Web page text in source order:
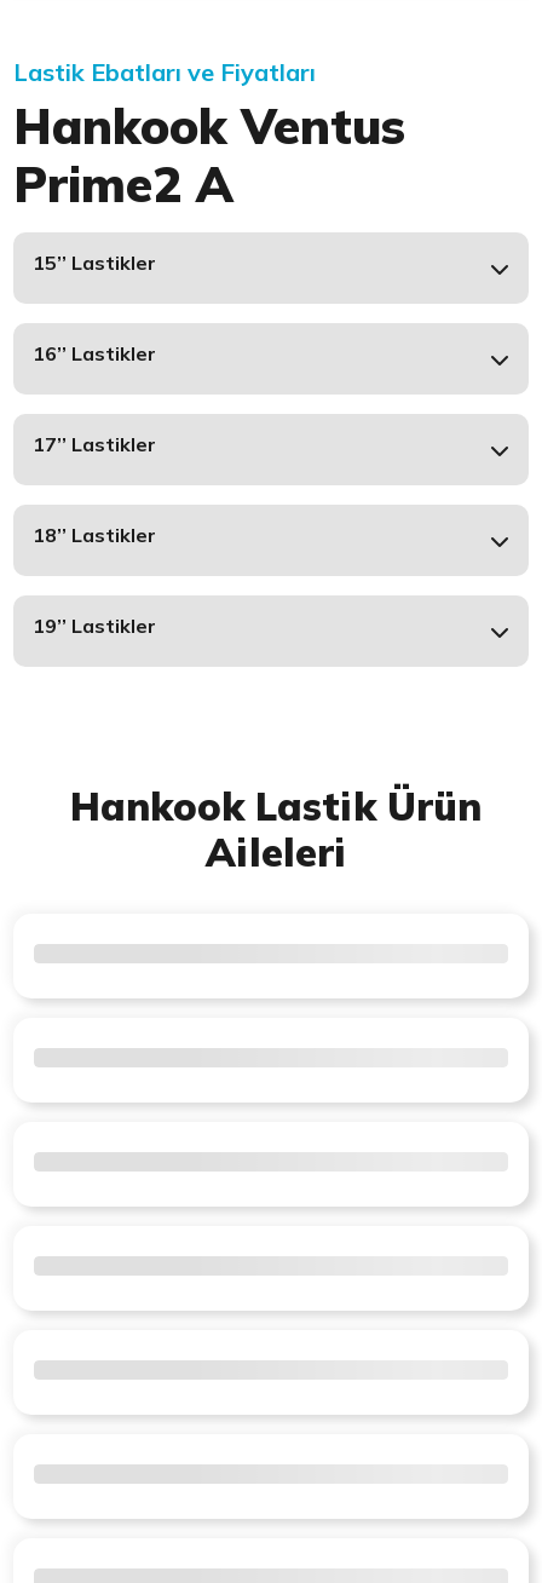
Lastik Ebatları ve Fiyatları
Hankook Ventus
Prime2 A
15’’ Lastikler
16’’ Lastikler
17’’ Lastikler
18’’ Lastikler
19’’ Lastikler
Hankook Lastik Ürün
Aileleri